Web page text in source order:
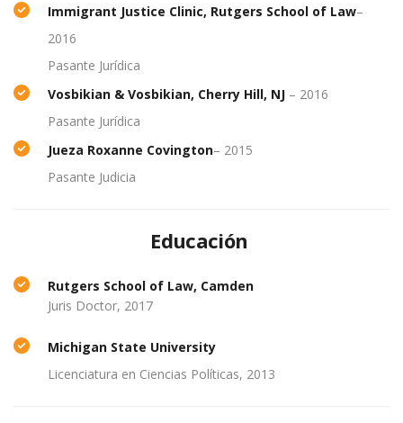
Immigrant Justice Clinic, Rutgers School of Law–
2016
Pasante Jurídica
Vosbikian & Vosbikian, Cherry Hill, NJ – 2016
Pasante Jurídica
Jueza Roxanne Covington– 2015
Pasante Judicia
Educación
Rutgers School of Law, Camden
Juris Doctor, 2017
Michigan State University
Licenciatura en Ciencias Políticas, 2013